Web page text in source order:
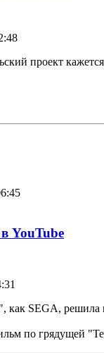
проект
YouTube
как SEGA,
по грядущей